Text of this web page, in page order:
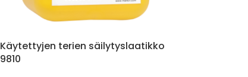
Käytettyjen terien säilytyslaatikko
9810